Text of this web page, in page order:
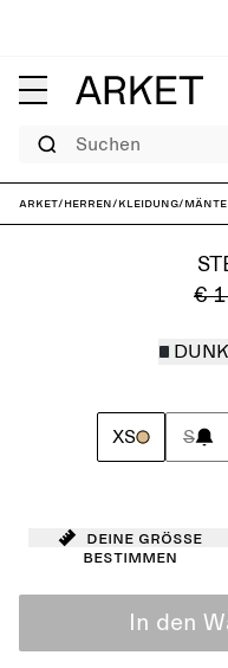
Suchen
ARKET/Herren/Kleidung/
€
XS S
Deine Größe
bestimmen
In den